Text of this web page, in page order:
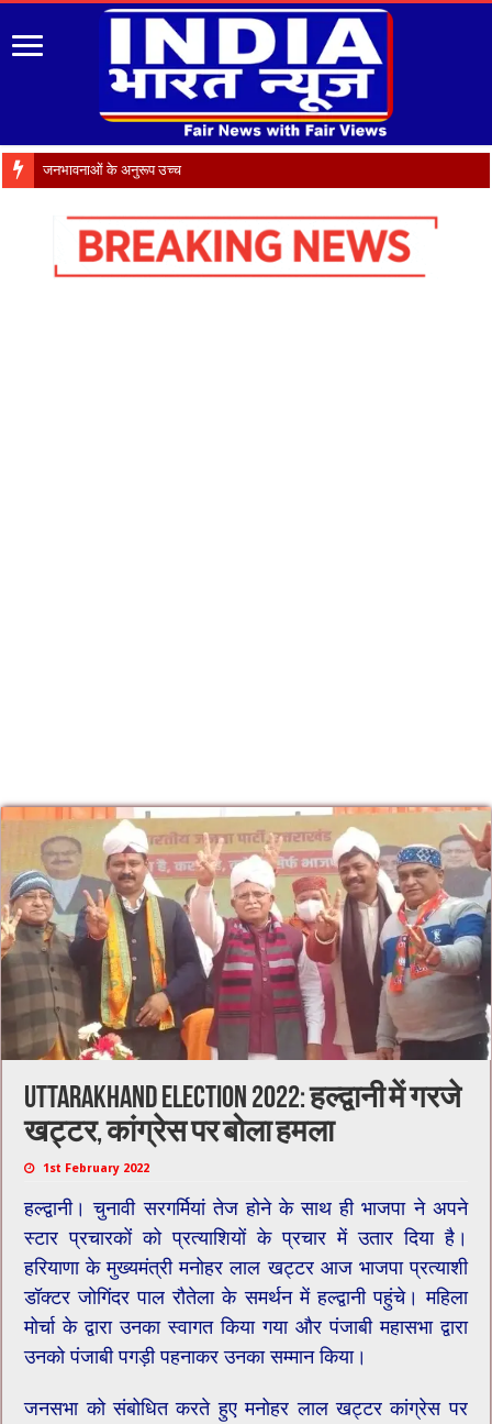
जनभावनाओं के अनुरूप उच्च न्यायालय और स्थायी रा
Uttarakhand election 2022: हल्द्वानी में गरजे
खट्टर, कांग्रेस पर बोला हमला
1st February 2022
हल्द्वानी। चुनावी सरगर्मियां तेज होने के साथ ही भाजपा ने अपने
स्टार प्रचारकों को प्रत्याशियों के प्रचार में उतार दिया है।
हरियाणा के मुख्यमंत्री मनोहर लाल खट्टर आज भाजपा प्रत्याशी
डॉक्टर जोगिंदर पाल रौतेला के समर्थन में हल्द्वानी पहुंचे। महिला
मोर्चा के द्वारा उनका स्वागत किया गया और पंजाबी महासभा द्वारा
उनको पंजाबी पगड़ी पहनाकर उनका सम्मान किया।
जनसभा को संबोधित करते हुए मनोहर लाल खट्टर कांग्रेस पर